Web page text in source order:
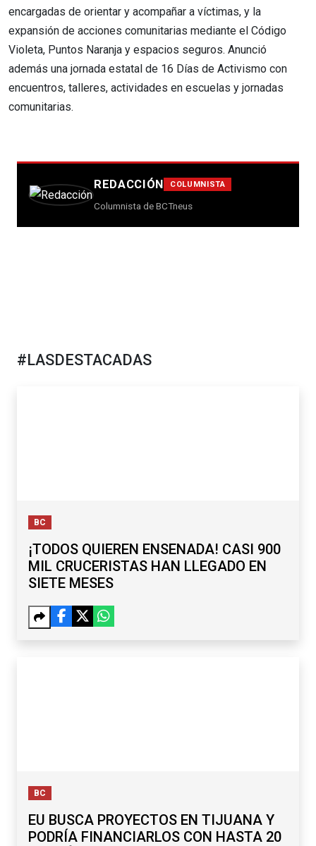
encargadas de orientar y acompañar a víctimas, y la
expansión de acciones comunitarias mediante el Código
Violeta, Puntos Naranja y espacios seguros. Anunció
además una jornada estatal de 16 Días de Activismo con
encuentros, talleres, actividades en escuelas y jornadas
comunitarias.
REDACCIÓN COLUMNISTA
Columnista de BCTneus
#LASDESTACADAS
BC
¡TODOS QUIEREN ENSENADA! CASI 900
MIL CRUCERISTAS HAN LLEGADO EN
SIETE MESES
BC
EU BUSCA PROYECTOS EN TIJUANA Y
PODRÍA FINANCIARLOS CON HASTA 20